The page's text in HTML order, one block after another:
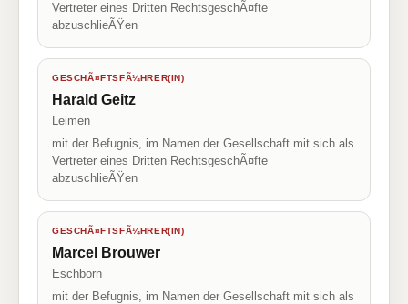
Vertreter eines Dritten RechtsgeschÃ¤fte
abzuschlieÃŸen
GESCHÃ¤FTSFÃ¼HRER(IN)
Harald Geitz
Leimen
mit der Befugnis, im Namen der Gesellschaft mit sich als
Vertreter eines Dritten RechtsgeschÃ¤fte
abzuschlieÃŸen
GESCHÃ¤FTSFÃ¼HRER(IN)
Marcel Brouwer
Eschborn
mit der Befugnis, im Namen der Gesellschaft mit sich als